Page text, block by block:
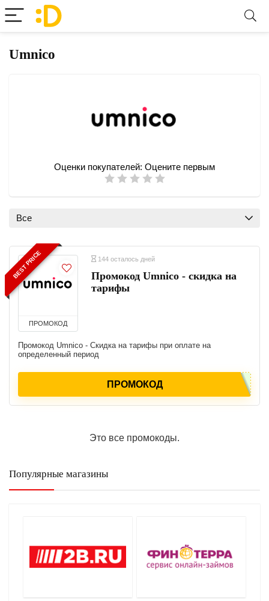
Umnico
Оценки покупателей: Оцените первым
Все
BEST PRICE
ПРОМОКОД
144 осталось дней
Промокод Umnico - скидка на
тарифы
Промокод Umnico - Скидка на тарифы при оплате на
определенный период
ПРОМОКОД
Это все промокоды.
Популярные магазины